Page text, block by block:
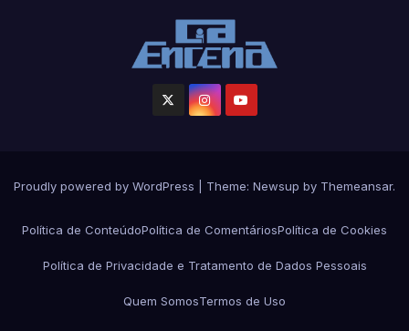
Proudly powered by WordPress Theme: Newsup by Themeansar.
Política de ConteúdoPolítica de ComentáriosPolítica de Cookies
Política de Privacidade e Tratamento de Dados Pessoais
Quem SomosTermos de Uso